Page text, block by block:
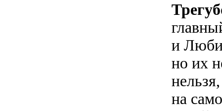
и
но их
на